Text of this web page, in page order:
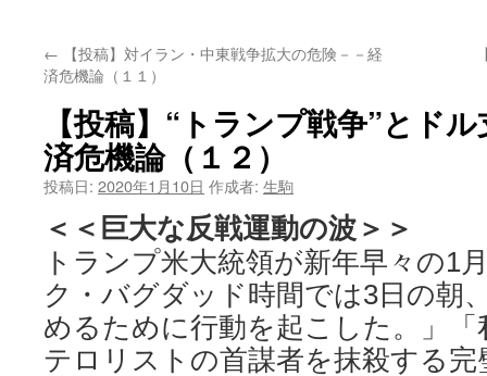
← 【投稿】対イラン・中東戦争拡大の危険－－経
済危機論（１１）
【投稿】“トランプ戦争”とド
済危機論（１２）
投稿日: 2020年1月10日 作成者: 生駒
＜＜巨大な反戦運動の波＞＞
トランプ米大統領が新年早々の1
ク・バグダッド時間では3日の朝
めるために行動を起こした。」
テロリストの首謀者を抹殺する